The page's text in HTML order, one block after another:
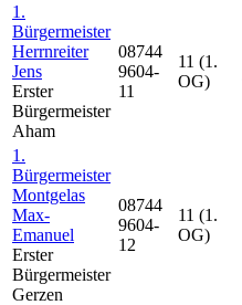
1.
Bürgermeister
Herrnreiter
Jens
Erster
Bürgermeister
Aham
08744
9604-
11
11 (1.
OG)
1.
Bürgermeister
Montgelas
Max-
Emanuel
Erster
Bürgermeister
Gerzen
08744
9604-
12
11 (1.
OG)